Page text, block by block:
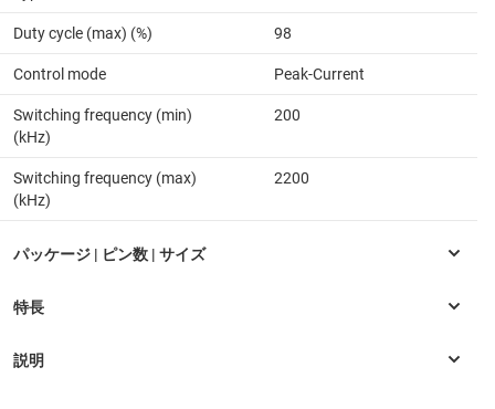
Duty cycle (max) (%) 98
Control mode Peak-Current
Switching frequency (min)
(kHz)
200
Switching frequency (max)
(kHz)
2200